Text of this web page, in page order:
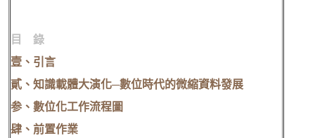
目 錄
壹、引言
貳、知識載體大演化─數位時代的微縮資料發展
参、數位化工作流程圖
肆、前置作業